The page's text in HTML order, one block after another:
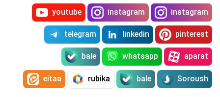
instagram
instagram
youtube
pinterest
linkedin
telegram
aparat
whatsapp
bale
Soroush
bale
rubika
eitaa